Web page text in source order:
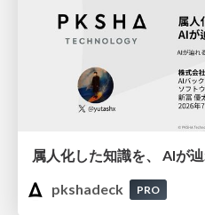
属人化した知識を、 AIが
pkshadeck
PRO